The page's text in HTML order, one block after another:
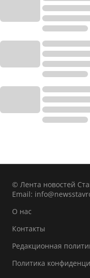
© Лента новостей
Email:
О нас
Контакты
Редакционная
Политика